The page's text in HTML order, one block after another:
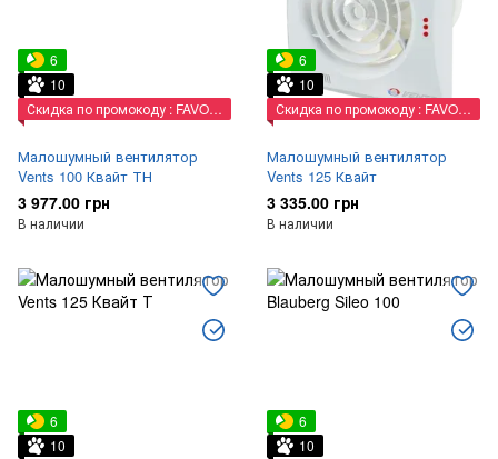
6
10
Скидка по промокоду : FAVORIT
Малошумный вентилятор
Vents 100 Квайт ТН
3 977.00 грн
В наличии
6
10
Скидка по промокоду : FAVORIT
Малошумный вентилятор
Vents 125 Квайт
3 335.00 грн
В наличии
6
10
6
10